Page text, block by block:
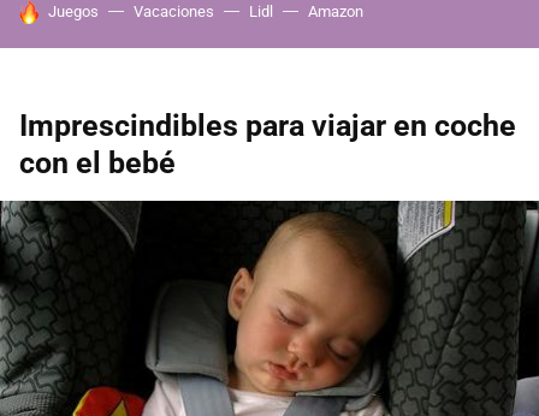
HOY SE HABLA DE
Juegos Vacaciones Lidl Amazon
Imprescindibles para viajar en coche
con el bebé